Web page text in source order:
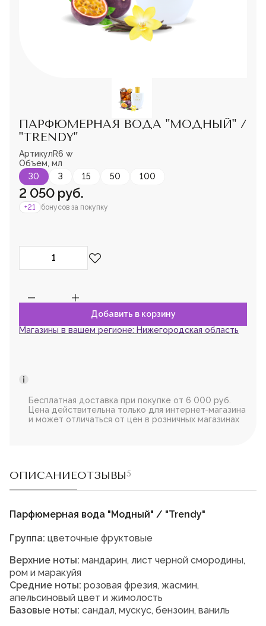
+7-987-089-69-00
8 (800) 600-94-04
Заказать звонок
ПАРФЮМЕРНАЯ ВОДА "МОДНЫЙ" /
"TRENDY"
АртикулR6 w
Объем, мл
30
3 15 50 100
2 050 руб.
+21 бонусов за покупку
зарегистрируйтесь,
Магазины в вашем регионе: Нижегородская область
Бесплатная доставка при покупке от 6 000 руб.
Цена действительна только для интернет-магазина
и может отличаться от цен в розничных магазинах
ОПИСАНИЕОТЗЫВЫ5
Парфюмерная вода "Модный" / "Trendy"
Группа: цветочные фруктовые
Верхние ноты: мандарин, лист черной смородины,
ром и маракуйя
Средние ноты: розовая фрезия, жасмин,
апельсиновый цвет и жимолость
Базовые ноты: сандал, мускус, бензоин, ваниль